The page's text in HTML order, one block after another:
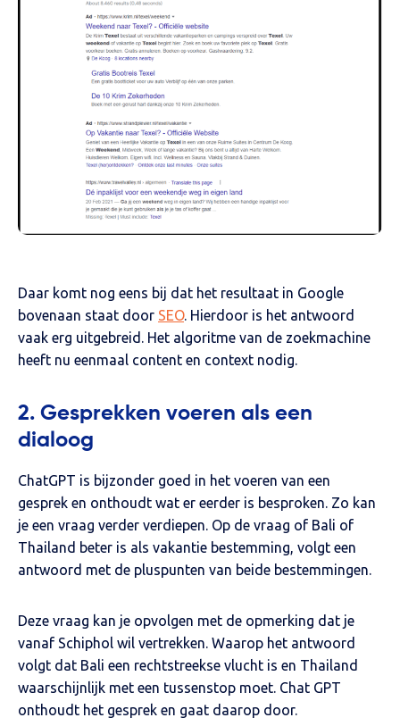
Daar komt nog eens bij dat het resultaat in Google
bovenaan staat door SEO. Hierdoor is het antwoord
vaak erg uitgebreid. Het algoritme van de zoekmachine
heeft nu eenmaal content en context nodig.
2. Gesprekken voeren als een
dialoog
ChatGPT is bijzonder goed in het voeren van een
gesprek en onthoudt wat er eerder is besproken. Zo kan
je een vraag verder verdiepen. Op de vraag of Bali of
Thailand beter is als vakantie bestemming, volgt een
antwoord met de pluspunten van beide bestemmingen.
Deze vraag kan je opvolgen met de opmerking dat je
vanaf Schiphol wil vertrekken. Waarop het antwoord
volgt dat Bali een rechtstreekse vlucht is en Thailand
waarschijnlijk met een tussenstop moet. Chat GPT
onthoudt het gesprek en gaat daarop door.